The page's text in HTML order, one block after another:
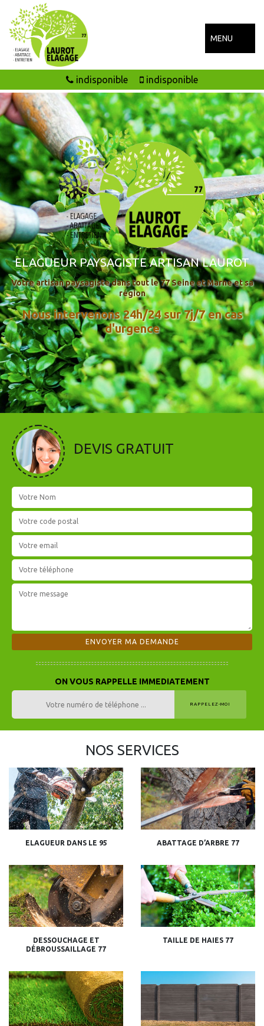
MENU
indisponible indisponible
ELAGUEUR PAYSAGISTE ARTISAN LAUROT
Votre artisan paysagiste dans tout le 77 Seine et Marne et sa
région
Nous intervenons 24h/24 sur 7j/7 en cas
d'urgence
DEVIS GRATUIT
ON VOUS RAPPELLE IMMEDIATEMENT
NOS SERVICES
ELAGUEUR DANS LE 95 ABATTAGE D’ARBRE 77
DESSOUCHAGE ET
DÉBROUSSAILLAGE 77
TAILLE DE HAIES 77